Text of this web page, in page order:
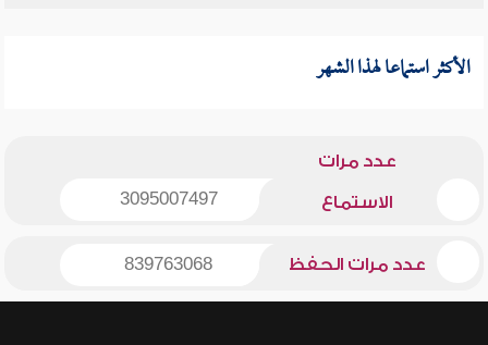
الأكثر استماعا لهذا الشهر
عدد مرات
الاستماع 3095007497
عدد مرات الحفظ 839763068